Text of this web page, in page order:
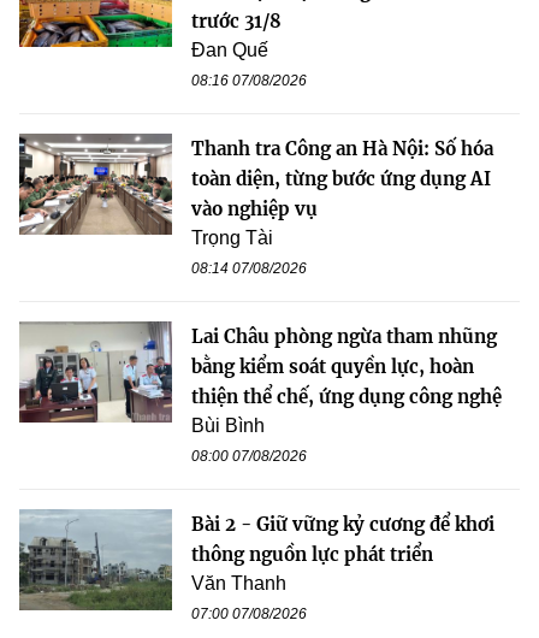
trước 31/8
Đan Quế
08:16 07/08/2026
Thanh tra Công an Hà Nội: Số hóa
toàn diện, từng bước ứng dụng AI
vào nghiệp vụ
Trọng Tài
08:14 07/08/2026
Lai Châu phòng ngừa tham nhũng
bằng kiểm soát quyền lực, hoàn
thiện thể chế, ứng dụng công nghệ
Bùi Bình
08:00 07/08/2026
Bài 2 - Giữ vững kỷ cương để khơi
thông nguồn lực phát triển
Văn Thanh
07:00 07/08/2026